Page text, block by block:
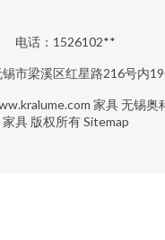
电话：1526102**
市梁溪区红星路216号内
家具无锡奥
家具版权所有Sitemap